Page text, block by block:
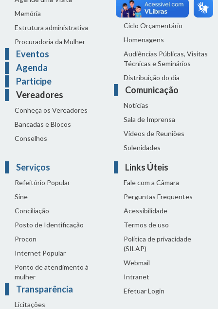
Memória
Estrutura administrativa
Procuradoria da Mulher
Eventos
Agenda
Participe
Vereadores
Conheça os Vereadores
Bancadas e Blocos
Conselhos
Comissões
Ciclo Orçamentário
Homenagens
Audiências Públicas, Visitas
Técnicas e Seminários
Distribuição do dia
Comunicação
Notícias
Sala de Imprensa
Vídeos de Reuniões
Solenidades
Serviços
Refeitório Popular
Sine
Conciliação
Posto de Identificação
Procon
Internet Popular
Ponto de atendimento à
mulher
Transparência
Licitações
Links Úteis
Fale com a Câmara
Perguntas Frequentes
Acessibilidade
Termos de uso
Política de privacidade
(SILAP)
Webmail
Intranet
Efetuar Login